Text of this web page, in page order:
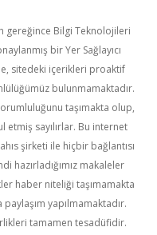
gereğince Bilgi Teknolojileri
bir Yer Sağlayıcı
sitedeki içerikleri proaktif
bulunmamaktadır.
taşımakta olup,
sayılırlar. Bu internet
şirketi ile hiçbir bağlantısı
hazırladığımız makaleler
haber niteliği taşımamakta
yapılmamaktadır.
tamamen tesadüfidir.